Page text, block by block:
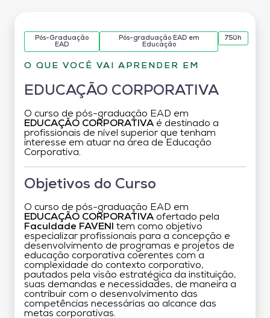
Pós-Graduação
EAD
Pós-graduação EAD em
Educação
750h
O QUE VOCÊ VAI APRENDER EM
EDUCAÇÃO CORPORATIVA
O curso de pós-graduação EAD em
EDUCAÇÃO CORPORATIVA é destinado a
profissionais de nível superior que tenham
interesse em atuar na área de Educação
Corporativa.
Objetivos do Curso
O curso de pós-graduação EAD em
EDUCAÇÃO CORPORATIVA ofertado pela
Faculdade FAVENI
tem como objetivo
especializar profissionais para a concepção e
desenvolvimento de programas e projetos de
educação corporativa coerentes com a
complexidade do contexto corporativo,
pautados pela visão estratégica da instituição,
suas demandas e necessidades, de maneira a
contribuir com o desenvolvimento das
competências necessárias ao alcance das
metas corporativas.